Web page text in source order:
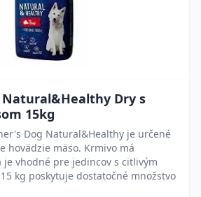
Dry s
15kg
Dog Natural&Healthy je určené
hovädzie mäso. Krmivo má
vhodné pre jedincov s citlivým
kg poskytuje dostatočné množstvo